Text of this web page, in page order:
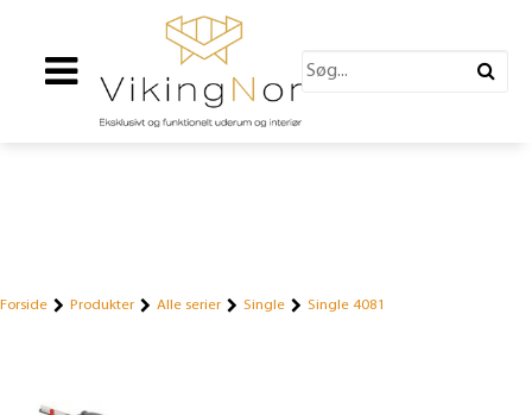
Forside Produkter Alle serier Single Single 4081